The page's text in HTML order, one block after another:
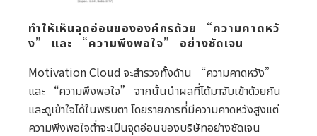
ทำให้เห็นจุดอ่อนขององค์กรด้วย “ความคาดหวั
ง” และ “ความพึงพอใจ” อย่างชัดเจน
Motivation Cloud จะสำรวจทั้งด้าน “ความคาดหวัง”
และ “ความพึงพอใจ” จากนั้นนำผลที่ได้มาจับเข้าด้วยกัน
และดูเข้าใจได้ในพริบตา โดยรายการที่มีความคาดหวังสูงแต่
ความพึงพอใจต่ำจะเป็นจุดอ่อนของบริษัทอย่างชัดเจน